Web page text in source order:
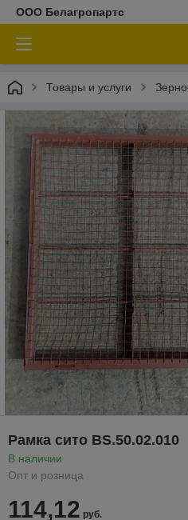
ООО Белагропартс
Товары и услуги
Рамка сито BS.50.02.010
В наличии
Опт и розница
114,12 руб.